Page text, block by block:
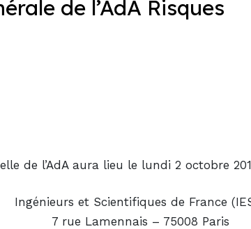
de l’AdA Risques
de l’AdA aura lieu le lundi 2 octobre
Ingénieurs et Scientifiques de France
7 rue Lamennais – 75008 Paris